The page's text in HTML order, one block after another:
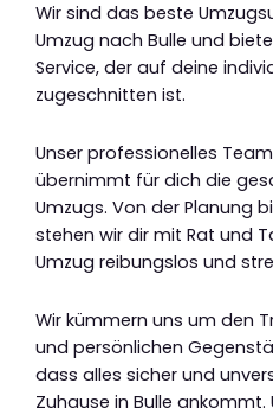
Wir sind das beste
Umzug nach Bulle und
Service, der auf deine
zugeschnitten ist.
Unser professionelles
übernimmt für dich die
Umzugs. Von der Planung
stehen wir dir mit Rat und
Umzug reibungslos und
Wir kümmern uns um den
und persönlichen
dass alles sicher und
Zuhause in Bulle ankommt.